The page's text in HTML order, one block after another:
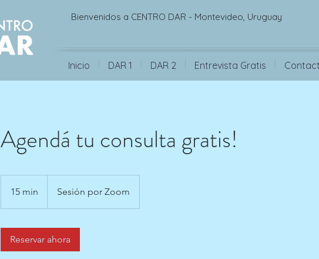
Bienvenidos a CENTRO DAR - Montevideo, Uruguay
Inicio DAR 1 DAR 2 Entrevista Gratis
Agendá tu consulta gratis!
15 min
5
Sesión por Zoom
Reservar ahora